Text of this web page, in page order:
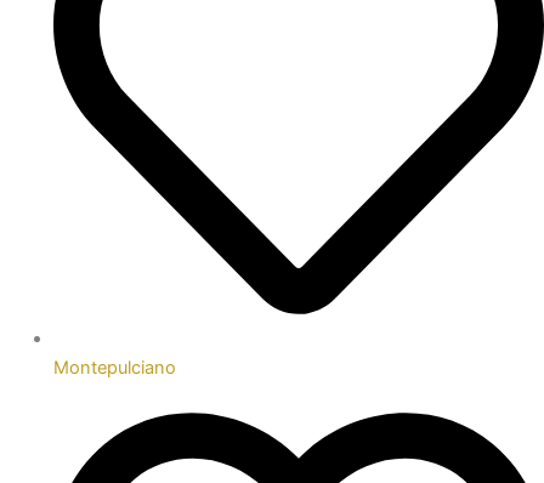
Montepulciano